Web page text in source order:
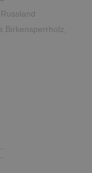
Birkensperrholz,